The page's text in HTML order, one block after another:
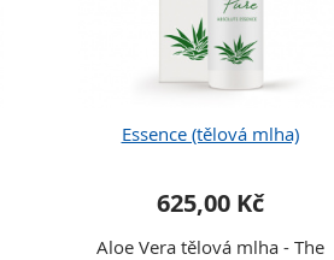
Essence (tělová mlha)
625,00 Kč
Aloe Vera tělová mlha - The